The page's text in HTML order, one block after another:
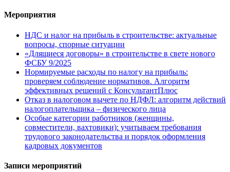
Мероприятия
НДС и налог на прибыль в строительстве: актуальные
вопросы, спорные ситуации
«Длящиеся договоры» в строительстве в свете нового
ФСБУ 9/2025
Нормируемые расходы по налогу на прибыль:
проверяем соблюдение нормативов. Алгоритм
эффективных решений с КонсультантПлюс
Отказ в налоговом вычете по НДФЛ: алгоритм действий
налогоплательщика – физического лица
Особые категории работников (женщины,
совместители, вахтовики): учитываем требования
трудового законодательства и порядок оформления
кадровых документов
Записи мероприятий